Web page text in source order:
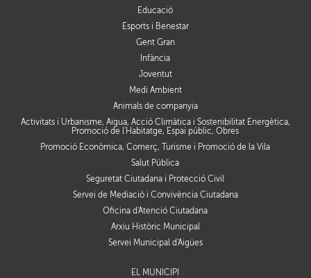
Educació
Esports i Benestar
Gent Gran
Infància
Joventut
Medi Ambient
Animals de companyia
Activitats i Urbanisme, Aigua, Acció Climàtica i Sostenibilitat Energètica,
Promoció de l'Habitatge, Espai públic, Obres
Promoció Econòmica, Comerç, Turisme i Promoció de la Vila
Salut Pública
Seguretat Ciutadana i Protecció Civil
Servei de Mediació i Convivència Ciutadana
Oficina d'Atenció Ciutadana
Arxiu Històric Municipal
Servei Municipal d'Aigües
EL MUNICIPI